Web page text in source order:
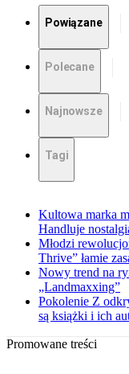
Powiązane
Polecane
Najnowsze
Tagi
Kultowa marka
Handluje
Młodzi
Thrive” łamie
Nowy trend na
„Landmaxxing”
Pokolenie Z
są książki i ich
Promowane treści